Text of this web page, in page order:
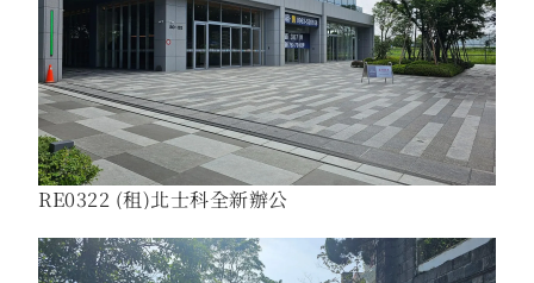
RE0322 (租)北士科全新辦公